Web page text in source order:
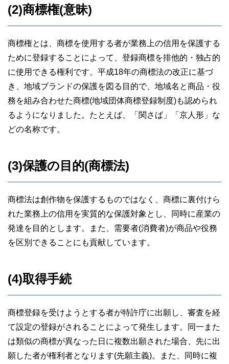
(2)商標権(意昧)
商標権とは、商標を使用する者が業務上の信用を保護する
ために登録することによって、登録商標を排他的・独占的
に使用できる権利です。平成18年の商標法の改正に基づ
き、地域ブランドの保護を図る目的で、地域名と商品・役
務を組み合わせた商標(地域団体商標登録制度)も認められ
るようになりました。たとえば、「関さば」「京人形」な
どの名称です。
(3)保護の目的(商標法)
商標法は創作物を保護するものではなく、商標に裏付けら
れた業務上の信用を実質的な保護対象とし、同時に産業の
発達を目的とします。また、需要者(消費者)が商品や役務
を区別できることにも貢献しています。
(4)取得手続
商標登録を受けようとする者が特許庁に出願し、審査を経
て設定の登録がされることによって発生します。同一また
は類似の商標が異なった日に複数出願された場合、先に出
願した者が権利者となります(先願主義)。また、同時に複